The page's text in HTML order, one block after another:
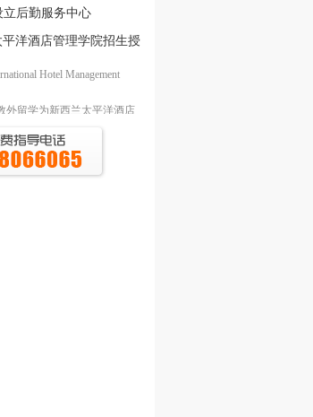
立后勤服务中心